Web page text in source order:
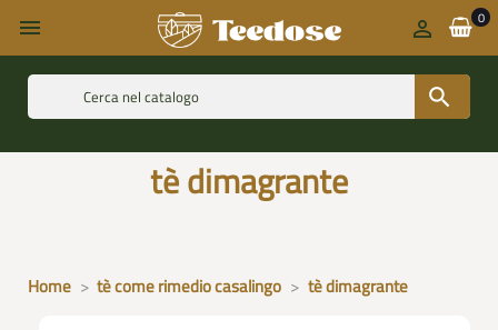
 0


tè dimagrante
Home tè come rimedio casalingo tè dimagrante